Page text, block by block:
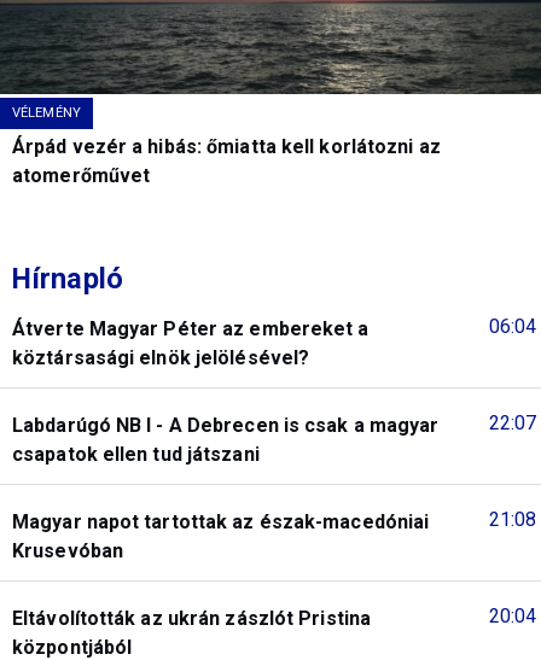
VÉLEMÉNY
Árpád vezér a hibás: őmiatta kell korlátozni az
atomerőművet
Hírnapló
06:04
Átverte Magyar Péter az embereket a
köztársasági elnök jelölésével?
22:07
Labdarúgó NB I - A Debrecen is csak a magyar
csapatok ellen tud játszani
21:08
Magyar napot tartottak az észak-macedóniai
Krusevóban
20:04
Eltávolították az ukrán zászlót Pristina
központjából